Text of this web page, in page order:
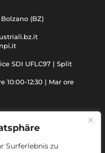
Surferlebnis zu
(BZ)
SDI UFLC97 | Split
10:00-12:30 | Mar ore